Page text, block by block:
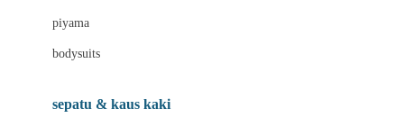
Beauty Barn
piyama
bodysuits
sepatu & kaus kaki